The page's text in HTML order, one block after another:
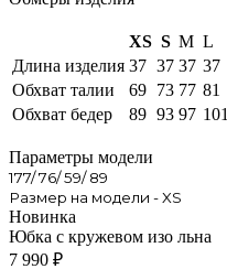
XS S M L
Длина изделия 37 37 37 37
Обхват талии
69 73 77 81
Обхват бедер
89 93 97 101
Параметры модели
177/ 76/ 59/ 89
Размер на модели - XS
Новинка
Юбка с кружевом изо льна
7 990 ₽